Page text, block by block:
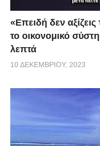
«Επειδή δεν
το οικονομικό
λεπτά
10 ΔΕΚΕΜΒΡΊΟΥ, 2023